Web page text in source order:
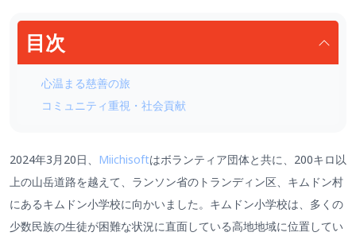
目次
心温まる慈善の旅
コミュニティ重視・社会貢献
2024年3月20日、 Miichisoftはボランティア団体と共に、200キロ以
上の山岳道路を越えて、ランソン省のトランディン区、キムドン村
にあるキムドン小学校に向かいました。キムドン小学校は、多くの
少数民族の生徒が困難な状況に直面している高地地域に位置してい